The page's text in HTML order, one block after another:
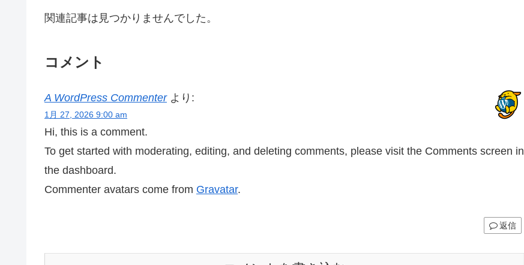
関連記事は見つかりませんでした。
コメント
A WordPress Commenter より:
1月 27, 2026 9:00 am
Hi, this is a comment.
To get started with moderating, editing, and deleting comments, please visit the Comments screen in
the dashboard.
Commenter avatars come from Gravatar.
返信